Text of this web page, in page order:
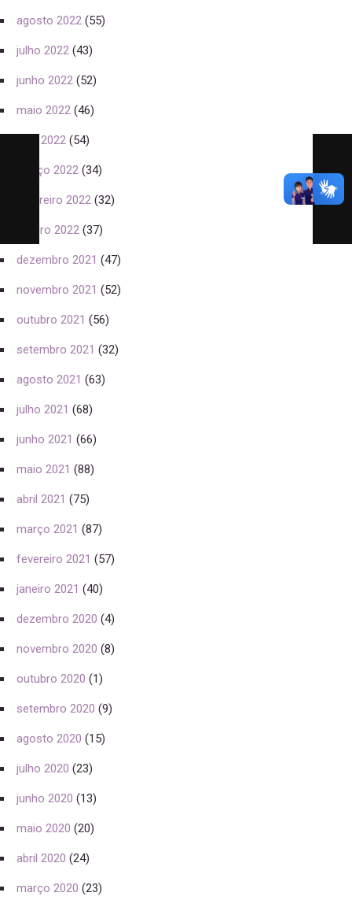
agosto 2022 (55)
julho 2022 (43)
junho 2022 (52)
maio 2022 (46)
abril 2022 (54)
março 2022 (34)
fevereiro 2022 (32)
janeiro 2022 (37)
dezembro 2021 (47)
novembro 2021 (52)
outubro 2021 (56)
setembro 2021 (32)
agosto 2021 (63)
julho 2021 (68)
junho 2021 (66)
maio 2021 (88)
abril 2021 (75)
março 2021 (87)
fevereiro 2021 (57)
janeiro 2021 (40)
dezembro 2020 (4)
novembro 2020 (8)
outubro 2020 (1)
setembro 2020 (9)
agosto 2020 (15)
julho 2020 (23)
junho 2020 (13)
maio 2020 (20)
abril 2020 (24)
março 2020 (23)